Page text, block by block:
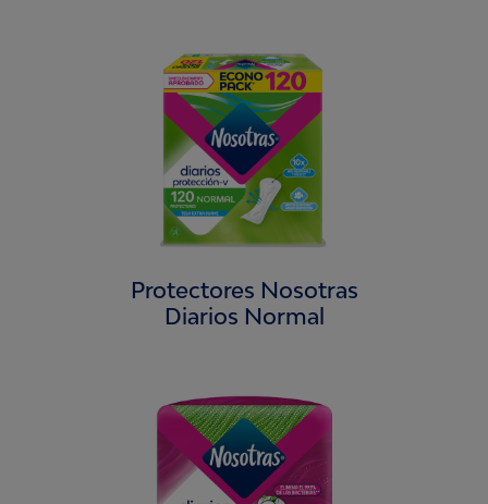
Protectores Nosotras
Diarios Normal